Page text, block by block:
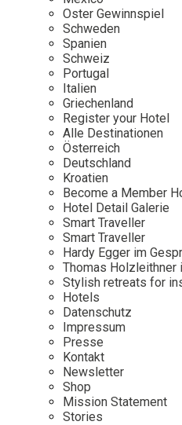
Mexico
Niederlande
Österreich
Portugal
Schweden
Spanien
Schweiz
Persönlichkeiten
Our Story
Career
Kontakt
Impressum
Oster Gewinnspiel
Schweden
Spanien
Schweiz
Portugal
Italien
Griechenland
Register your Hotel
Alle Destinationen
Österreich
Deutschland
Kroatien
Become a Member
Hotel Detail Galerie
Smart Traveller
Smart Traveller
Hardy Egger im
Thomas Holzleithner
Stylish retreats for
Hotels
Datenschutz
Impressum
Presse
Kontakt
Newsletter
Shop
Mission Statement
Stories